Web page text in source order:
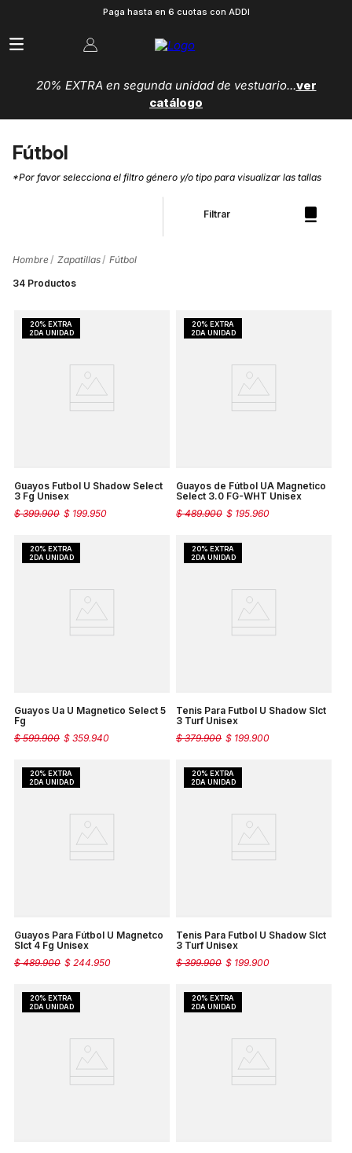
Paga hasta en 6 cuotas con ADDI
20% EXTRA en segunda unidad de vestuario...ver
catálogo
Fútbol
*Por favor selecciona el filtro género y/o tipo para visualizar las tallas
Filtrar
Hombre Zapatillas
Fútbol
34 Productos
Guayos Futbol U Shadow Select
3 Fg Unisex
$ 199.950
$ 399.900
Guayos de Fútbol UA Magnetico
Select 3.0 FG-WHT Unisex
$ 195.960
$ 489.900
Guayos Ua U Magnetico Select 5
Fg
$ 359.940
$ 599.900
Tenis Para Futbol U Shadow Slct
3 Turf Unisex
$ 199.900
$ 379.900
Guayos Para Fútbol U Magnetco
Slct 4 Fg Unisex
$ 244.950
$ 489.900
Tenis Para Futbol U Shadow Slct
3 Turf Unisex
$ 199.900
$ 399.900